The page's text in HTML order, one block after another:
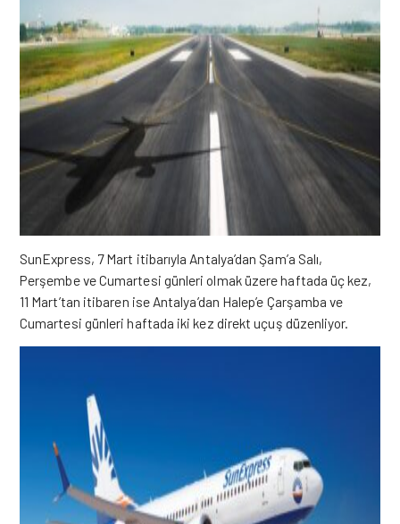
SunExpress, 7 Mart itibarıyla Antalya’dan Şam’a Salı,
Perşembe ve Cumartesi günleri olmak üzere haftada üç kez,
11 Mart’tan itibaren ise Antalya’dan Halep’e Çarşamba ve
Cumartesi günleri haftada iki kez direkt uçuş düzenliyor.